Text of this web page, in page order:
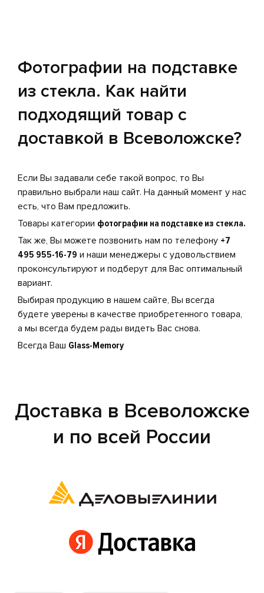
Фотографии на подставке
из стекла. Как найти
подходящий товар с
доставкой в Всеволожске?
Если Вы задавали себе такой вопрос, то Вы
правильно выбрали наш сайт. На данный момент у нас
есть, что Вам предложить.
Товары категории фотографии на подставке из стекла.
Так же, Вы можете позвонить нам по телефону +7
495 955-16-79 и наши менеджеры с удовольствием
проконсультируют и подберут для Вас оптимальный
вариант.
Выбирая продукцию в нашем сайте, Вы всегда
будете уверены в качестве приобретенного товара,
а мы всегда будем рады видеть Вас снова.
Всегда Ваш Glass-Memory
Доставка в Всеволожске
и по всей России